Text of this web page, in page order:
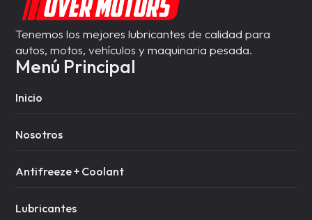
Tenemos los mejores lubricantes de calidad para
autos, motos, vehículos y maquinaria pesada.
Menú Principal
Inicio
Nosotros
Antifreeze + Coolant
Lubricantes